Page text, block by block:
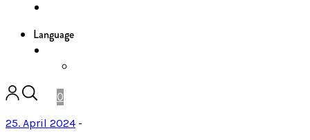
Language
0
25. April 2024 -